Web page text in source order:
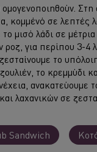
κομμένό σε λεπτές
μισό λάδι σε
ροζ, για περίπου 3-
το
το κρεμμύδι
ανακατεύουμε
λαχανικών σε
Sandwich